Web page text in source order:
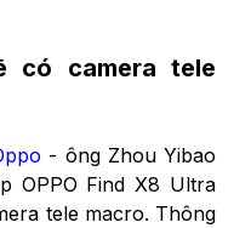
có camera tele
- ông Zhou Yibao
OPPO Find X8 Ultra
tele macro. Thông